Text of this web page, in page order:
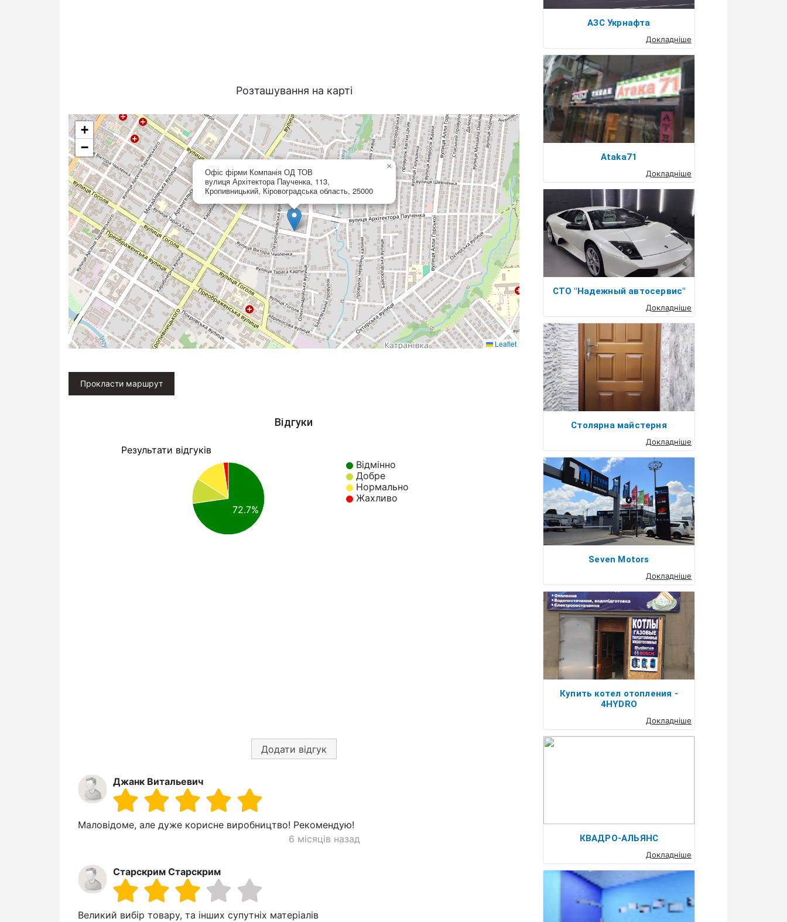
Розташування на карті
Офіс фірми Компанія ОД ТОВ
вулиця Архітектора Паученка, 113,
Кропивницький, Кіровоградська область, 25000
×
+
−
Leaflet
Прокласти маршрут
Відгуки
Результати відгуків
Відмінно
Добре
Нормально
Жахливо
72.7%
Додати відгук
Джанк Витальевич
Маловідоме, але дуже корисне виробництво! Рекомендую!
6 місяців назад
Старскрим Старскрим
Великий вибір товару, та інших супутніх матеріалів
АЗС Укрнафта
Докладніше
Ataka71
Докладніше
СТО "Надежный автосервис"
Докладніше
Столярна майстерня
Докладніше
Seven Motors
Докладніше
Купить котел отопления -
4HYDRO
Докладніше
КВАДРО-АЛЬЯНС
Докладніше